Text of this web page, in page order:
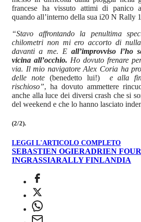
francese ha vissuto attimi di panico
quando all’interno della sua i20 N Rally 1
“Stavo affrontando la penultima
chilometri non mi ero accorto di
davanti a me. Eall’improvviso l’ho
vicina all’occhio. Ho dovuto frenare
via. Il mio navigatore Alex Coria ha
delle note (benedetto lui!)e alla
rischioso”, ha dovuto ammettere
anche alla luce dei diversi crash che si
del weekend e che lo hanno lasciato
(2/2).
LEGGI L'ARTICOLO COMPLETO
SEBASTIEN OGIERADRIEN
INGRASSIARALLY FINLANDIA